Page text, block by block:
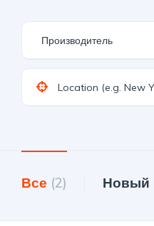
Все (2) Новый